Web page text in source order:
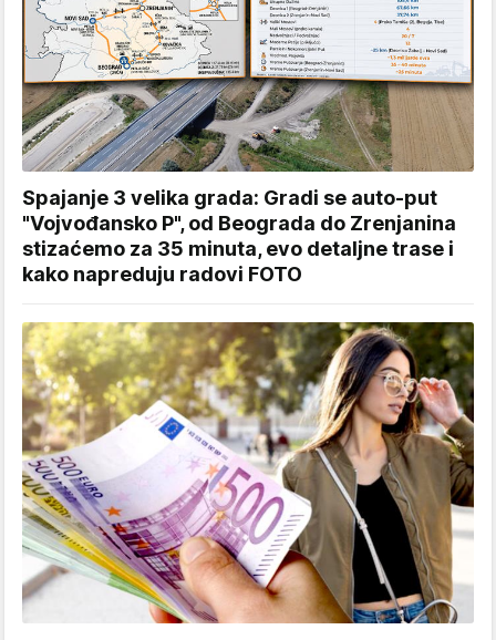
Spajanje 3 velika grada: Gradi se auto-put
"Vojvođansko P", od Beograda do Zrenjanina
stizaćemo za 35 minuta, evo detaljne trase i
kako napreduju radovi FOTO